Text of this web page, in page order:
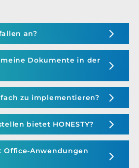
an?
Dokumente in der
zu implementieren?
bietet HONESTY?
Office-Anwendungen